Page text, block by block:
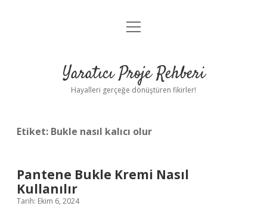
Anasayfa
Yasal Uyarı
menüyü
Yaratıcı Proje Rehberi
Hayalleri gerçeğe dönüştüren fikirler!
Etiket: Bukle nasıl kalıcı olur
Pantene Bukle Kremi Nasıl
Kullanılır
Tarih: Ekim 6, 2024